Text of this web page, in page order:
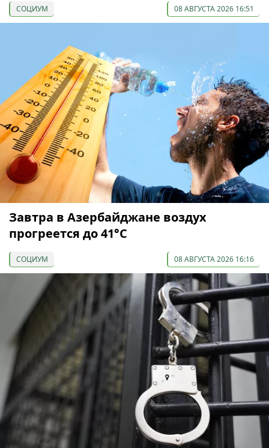
СОЦИУМ 08 АВГУСТА 2026 16:51
Завтра в Азербайджане воздух
прогреется до 41°С
СОЦИУМ 08 АВГУСТА 2026 16:16